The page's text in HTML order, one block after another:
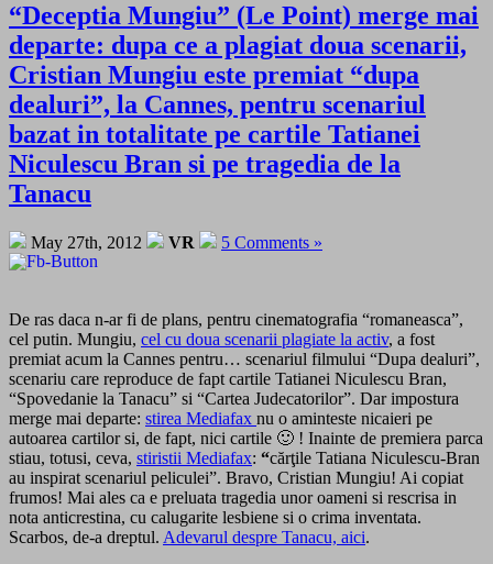
“Deceptia Mungiu” (Le Point) merge mai
departe: dupa ce a plagiat doua scenarii,
Cristian Mungiu este premiat “dupa
dealuri”, la Cannes, pentru scenariul
bazat in totalitate pe cartile Tatianei
Niculescu Bran si pe tragedia de la
Tanacu
May 27th, 2012 VR 5 Comments »
De ras daca n-ar fi de plans, pentru cinematografia “romaneasca”,
cel putin. Mungiu, cel cu doua scenarii plagiate la activ, a fost
premiat acum la Cannes pentru… scenariul filmului “Dupa dealuri”,
scenariu care reproduce de fapt cartile Tatianei Niculescu Bran,
“Spovedanie la Tanacu” si “Cartea Judecatorilor”. Dar impostura
merge mai departe: stirea Mediafax nu o aminteste nicaieri pe
autoarea cartilor si, de fapt, nici cartile 🙂 ! Inainte de premiera parca
stiau, totusi, ceva, stiristii Mediafax: “cărţile Tatiana Niculescu-Bran
au inspirat scenariul peliculei”. Bravo, Cristian Mungiu! Ai copiat
frumos! Mai ales ca e preluata tragedia unor oameni si rescrisa in
nota anticrestina, cu calugarite lesbiene si o crima inventata.
Scarbos, de-a dreptul. Adevarul despre Tanacu, aici.